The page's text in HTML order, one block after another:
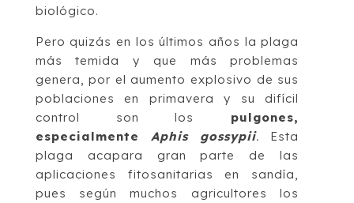
biológico.
Pero quizás en los últimos años la plaga
más temida y que más problemas
genera, por el aumento explosivo de sus
poblaciones en primavera y su difícil
control son los
pulgones,
especialmente Aphis gossypii. Esta
plaga acapara gran parte de las
aplicaciones fitosanitarias en sandía,
pues según muchos agricultores los